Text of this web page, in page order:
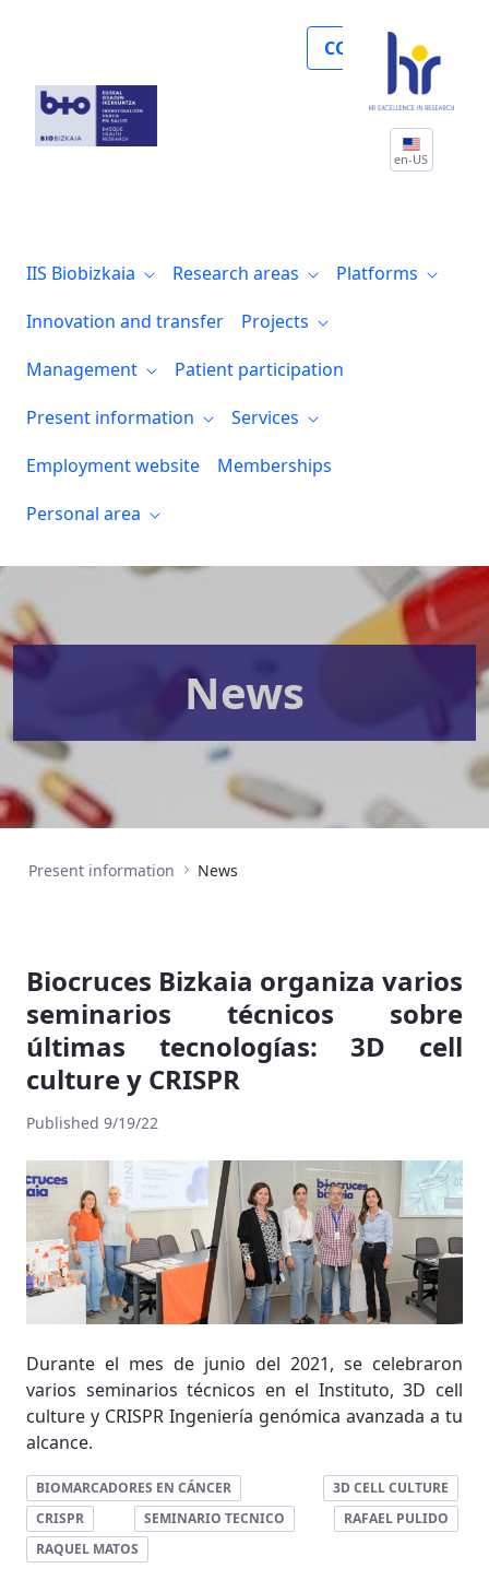
COLLABORATE
en-US
IIS Biobizkaia Research areas
Platforms
Innovation and transfer
Projects
Management
Patient participation
Present information
Services
Employment website
Memberships
Personal area
News
Present information News
Biocruces Bizkaia organiza varios
seminarios técnicos sobre
últimas tecnologías: 3D cell
culture y CRISPR
Published 9/19/22
Durante el mes de junio del 2021, se celebraron
varios seminarios técnicos en el Instituto, 3D cell
culture y CRISPR Ingeniería genómica avanzada a tu
alcance.
BIOMARCADORES EN CÁNCER
3D CELL CULTURE
CRISPR
SEMINARIO TECNICO
RAFAEL PULIDO
RAQUEL MATOS